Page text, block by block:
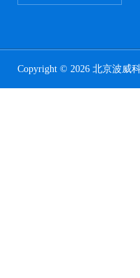
Copyright © 2026 北京波威